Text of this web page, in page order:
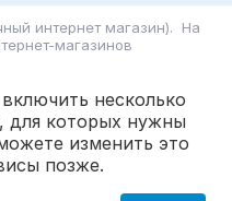
В корзину
интернет магазин). На
магазинов
несколько
для которых нужны
изменить это
позже.